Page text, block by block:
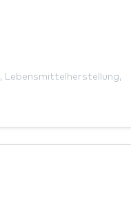
, Lebensmittelherstellung,